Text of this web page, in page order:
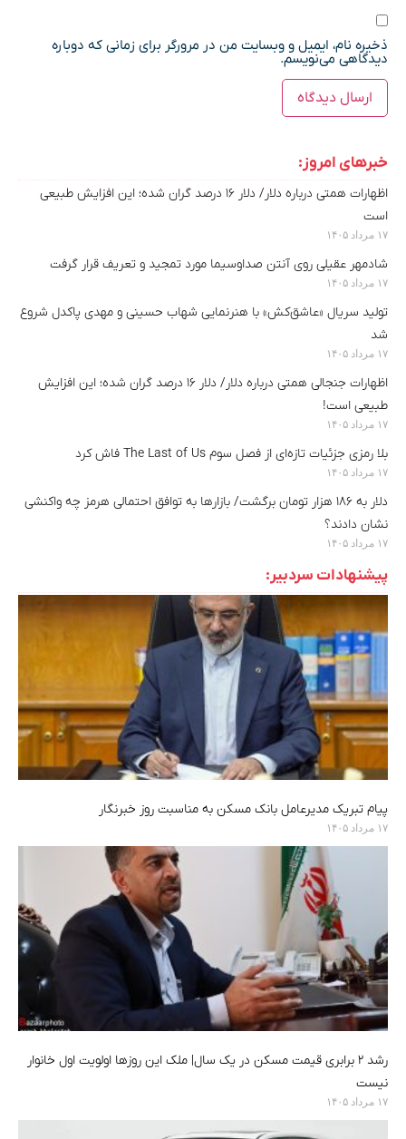
ذخیره نام، ایمیل و وبسایت من در مرورگر برای زمانی که دوباره
دیدگاهی می‌نویسم.
خبرهای امروز:
اظهارات همتی درباره دلار/ دلار ۱۶ درصد گران شده؛ این افزایش طبیعی
است
۱۷ مرداد ۱۴۰۵
شادمهر عقیلی روی آنتن صداوسیما مورد تمجید و تعریف قرار گرفت
۱۷ مرداد ۱۴۰۵
تولید سریال «عاشق‌کش» با هنرنمایی شهاب حسینی و مهدی پاکدل شروع
شد
۱۷ مرداد ۱۴۰۵
اظهارات جنجالی همتی درباره دلار/ دلار ۱۶ درصد گران شده؛ این افزایش
طبیعی است!
۱۷ مرداد ۱۴۰۵
بلا رمزی جزئیات تازه‌ای از فصل سوم The Last of Us فاش کرد
۱۷ مرداد ۱۴۰۵
دلار به ۱۸۶ هزار تومان برگشت/ بازارها به توافق احتمالی هرمز چه واکنشی
نشان دادند؟
۱۷ مرداد ۱۴۰۵
پیشنهادات سردبیر:
پیام تبریک مدیرعامل بانک مسکن به مناسبت روز خبرنگار
۱۷ مرداد ۱۴۰۵
رشد ۲ برابری قیمت مسکن در یک سال| ملک این روزها اولویت اول خانوار
نیست
۱۷ مرداد ۱۴۰۵